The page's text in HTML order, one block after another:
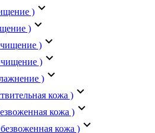
) keyboard_arrow_down
) keyboard_arrow_down
) keyboard_arrow_down
) keyboard_arrow_down
) keyboard_arrow_down
кожа ) keyboard_arrow_down
кожа ) keyboard_arrow_down
кожа ) keyboard_arrow_down